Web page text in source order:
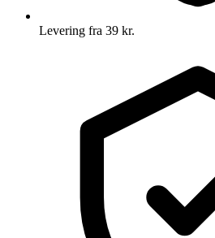
Levering fra 39 kr.